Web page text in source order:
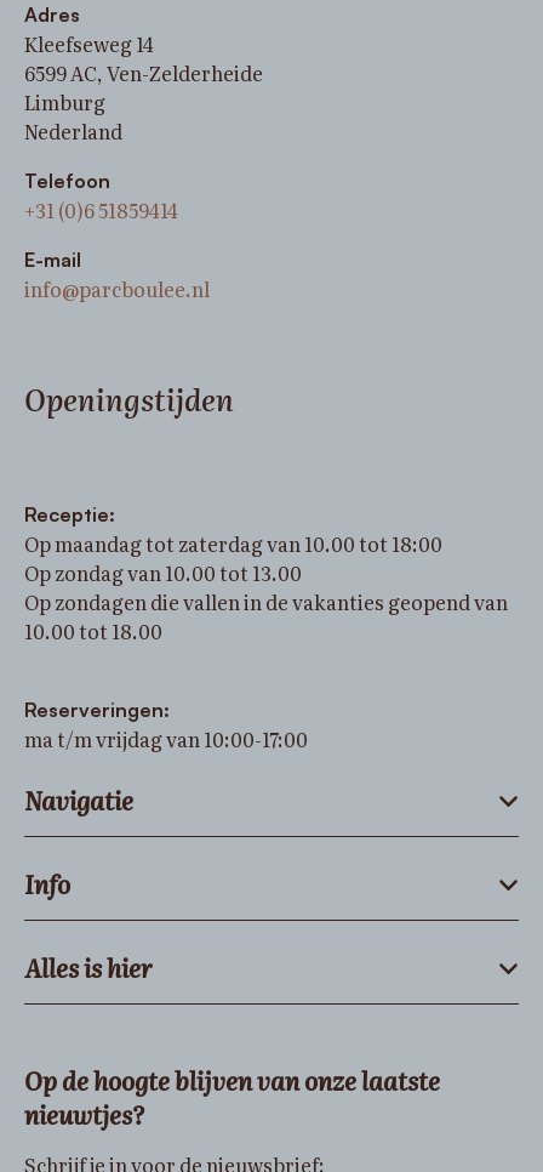
Adres
Kleefseweg 14
6599 AC, Ven-Zelderheide
Limburg
Nederland
Telefoon
+31 (0)6 51859414
E-mail
info@parcboulee.nl
Openingstijden
Receptie:
Op maandag tot zaterdag van 10.00 tot 18:00
Op zondag van 10.00 tot 13.00
Op zondagen die vallen in de vakanties geopend van
10.00 tot 18.00
Reserveringen:
ma t/m vrijdag van 10:00-17:00
Navigatie
Info
Alles is hier
Op de hoogte blijven van onze laatste
nieuwtjes?
Schrijf je in voor de nieuwsbrief: